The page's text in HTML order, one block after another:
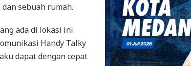
sebuah rumah.
ada di lokasi ini
Handy Talky
dapat dengan cepat